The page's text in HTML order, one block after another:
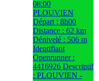
08:00
PLOUVIEN
Départ : 8h00
Distance : 62 km
Dénivelé : 506 m
Identifiant
Openrunner :
4416926 Descriptif
: PLOUVIEN -